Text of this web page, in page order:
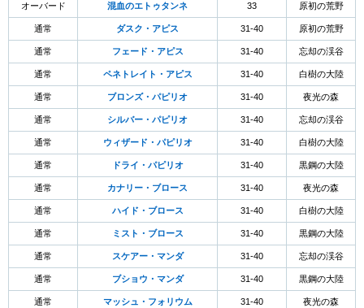
オーバード 混血のエトゥタンネ 33 原初の荒野
通常 ダスク・アピス 31-40 原初の荒野
通常 フェード・アピス 31-40 忘却の渓谷
通常 ペネトレイト・アピス 31-40 白樹の大陸
通常 ブロンズ・パピリオ 31-40 夜光の森
通常 シルバー・パピリオ 31-40 忘却の渓谷
通常 ウィザード・パピリオ 31-40 白樹の大陸
通常 ドライ・パピリオ 31-40 黒鋼の大陸
通常 カナリー・ブロース 31-40 夜光の森
通常 ハイド・ブロース 31-40 白樹の大陸
通常 ミスト・ブロース 31-40 黒鋼の大陸
通常 スケアー・マンダ 31-40 忘却の渓谷
通常 ブショウ・マンダ 31-40 黒鋼の大陸
通常 マッシュ・フォリウム 31-40 夜光の森